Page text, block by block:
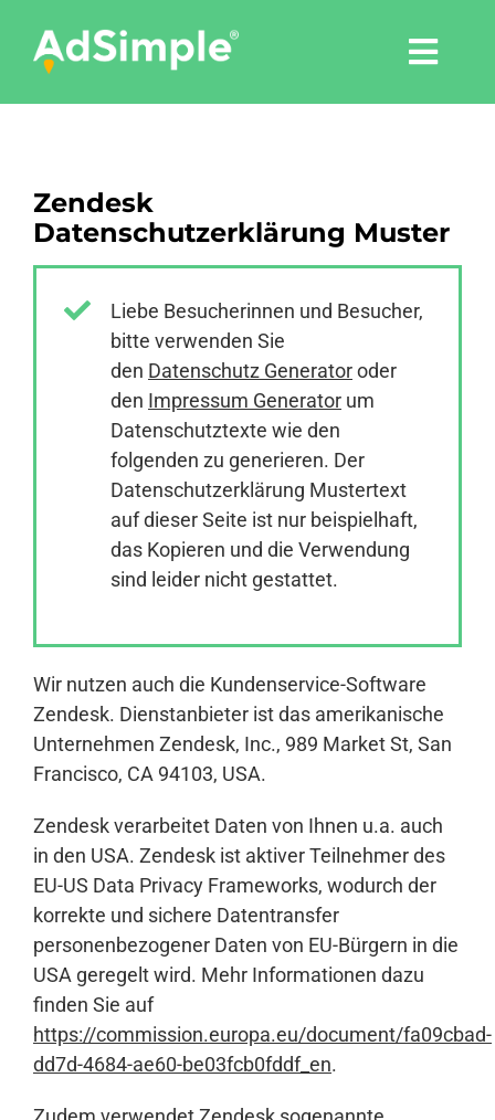
content
Tools
Pressemitteilungen
Anmelden
Zendesk
Datenschutzerklärung Muster
Liebe Besucherinnen und Besucher,
bitte verwenden Sie
den Datenschutz Generatoroder
den Impressum Generator um
Datenschutztexte wie den
folgenden zu generieren. Der
Datenschutzerklärung Mustertext
auf dieser Seite ist nur beispielhaft,
das Kopieren und die Verwendung
sind leider nicht gestattet.
Wir nutzen auch die Kundenservice-Software
Zendesk. Dienstanbieter ist das amerikanische
Unternehmen Zendesk, Inc., 989 Market St, San
Francisco, CA 94103, USA.
Zendesk verarbeitet Daten von Ihnen u.a. auch
in den USA. Zendesk ist aktiver Teilnehmer des
EU-US Data Privacy Frameworks, wodurch der
korrekte und sichere Datentransfer
personenbezogener Daten von EU-Bürgern in die
USA geregelt wird. Mehr Informationen dazu
finden Sie auf
https://commission.europa.eu/document/fa09cbad-
dd7d-4684-ae60-be03fcb0fddf_en.